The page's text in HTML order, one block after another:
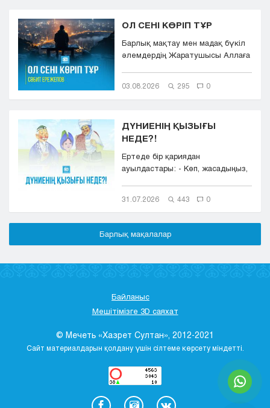
ОЛ СЕНІ КӨРІП ТҰР
Барлық мақтау мен мадақ бүкіл
әлемдердің Жаратушысы Аллаға
03.08.2026 295 0
ДҮНИЕНІҢ ҚЫЗЫҒЫ
НЕДЕ?!
Ертеде бір қариядан
ауылдастары: - Көп, жасадыңыз,
31.07.2026 443 0
Барлық мақалалар
Байланыс
Мешітімізге 3D саяхат
© Мечеть «Хазрет Султан», 2012-2021
Сайт материалдарын қолдану үшін сілтеме көрсету міндетті.